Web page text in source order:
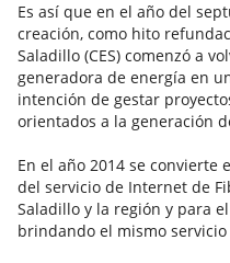
Es así que en el año del
creación, como hito
Saladillo (CES) comenzó a
generadora de energía en
intención de gestar
orientados a la generación
En el año 2014 se
del servicio de Internet de
Saladillo y la región y para
brindando el mismo servicio